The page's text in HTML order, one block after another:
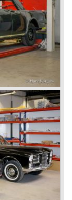
makes
Even though
it is safe to say
Routiers"
continues to